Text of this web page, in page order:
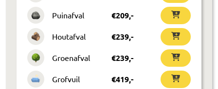
Puinafval €209,-
Houtafval €239,-
Groenafval €239,-
Grofvuil €419,-